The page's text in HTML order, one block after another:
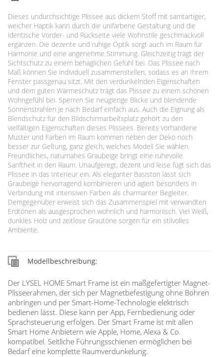
Dieses undurchsichtige Plissee aus dickem Stoff mit samtartiger,
weicher Haptik kann durch die unifarbene Gestaltung und die
identische Vorder- und Rückseite viele Wohnstile geschmackvoll
ergänzen. Die dezente und ruhige Optik sorgt auch im Raum für
Harmonie und eine angenehme Stimmung. Gleichzeitig trägt der
Sichtschutz zu einem behaglichen Gefühl bei. Das Plissee nach
Maß können Sie individuell zusammenstellen, sodass es an Ihrem
Fenster passgenau sitzt. Mit den verdunkelnden Eigenschaften
und dem guten Wärmeschutz trägt das Plissee zu einem schönen
Wohngefühl bei. Sperren Sie neugierige Blicke und blendende
Sonnenstrahlen je nach Bedarf einfach aus. Auch die Eignung als
Blendschutz für den Bildschirmarbeitsplatz gehört zu den
vielfältigen Eigenschaften dieses Plissees. Bereits vorhandene
Muster und Farben im Raum kommen neben der Deko noch
besser zur Geltung, ganz gleich, welches Modell Sie wählen.
Freundliches, naturnahes Graubeige bringt eine ruhevolle
Sanftheit in den Raum. Unaufgeregt, dezent und leise fügt sich das
Plissee in das Interieur ein. Als eleganter Basiston lässt sich
Graubeige hervorragend kombinieren und agiert besonders in
Verbindung mit intensiven Farben als charmanter Begleiter.
Demgegenüber erweist sich das Zusammenspiel mit verwandten
Erdtönen als ausgesprochen wohnlich und harmonisch. Viel Weiß,
dunkles Holz und zeitlose Grautöne sorgen für ein stilvolles
Ambiente.
Modellbeschreibung:
Der LYSEL HOME Smart Frame ist ein maßgefertigter Magnet-
Plisseerahmen, der sich per Magnetbefestigung ohne Bohren
anbringen und per Smart-Home-Technologie elektrisch
bedienen lässt. Diese kann per App, Fernbedienung oder
Sprachsteuerung erfolgen. Der Smart Frame ist mit allen
Smart Home Anbietern wie Apple, Home, Alexa & Co.
kompatibel. Seitliche Führungsschienen ermöglichen bei
Bedarf eine komplette Raumverdunkelung.